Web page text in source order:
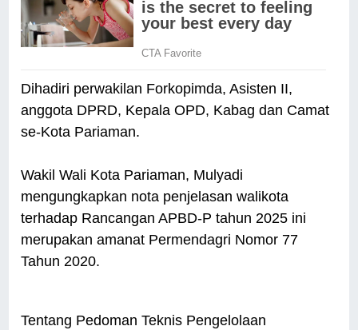
Dihadiri perwakilan Forkopimda, Asisten II,
anggota DPRD, Kepala OPD, Kabag dan Camat
se-Kota Pariaman.
Wakil Wali Kota Pariaman, Mulyadi
mengungkapkan nota penjelasan walikota
terhadap Rancangan APBD-P tahun 2025 ini
merupakan amanat Permendagri Nomor 77
Tahun 2020.
Tentang Pedoman Teknis Pengelolaan